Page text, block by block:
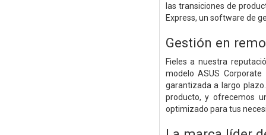
las transiciones de
Express, un software de
Gestión en
Fieles a nuestra
modelo ASUS
garantizada a largo
producto, y ofrecemos
optimizado para tus